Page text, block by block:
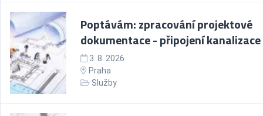
Poptávám: zpracování projektové
dokumentace - připojení kanalizace
3. 8. 2026
Praha
Služby